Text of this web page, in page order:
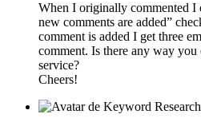
When I originally commented
new comments are added”
comment is added I get three
comment. Is there any way
service?
Cheers!